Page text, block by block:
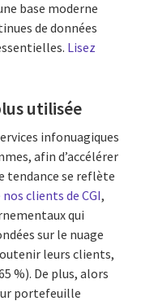
base moderne
de données
Lisez
utilisée
infonuagiques
afin d’accélérer
tendance se reflète
nos clients de CGI,
qui
sur le nuage
leurs clients,
%). De plus, alors
portefeuille